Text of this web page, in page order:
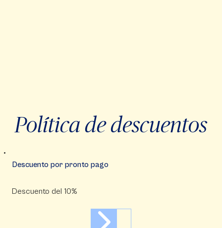
Política de descuentos
Descuento por pronto pago
Descuento del 10%